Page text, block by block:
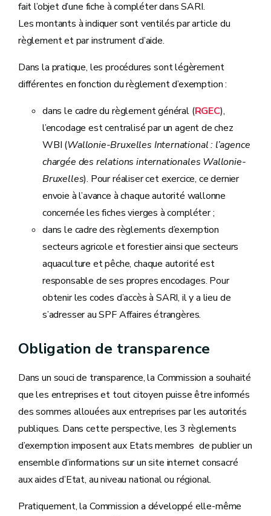
fait l’objet d’une fiche à compléter dans SARI.
Les montants à indiquer sont ventilés par article du
règlement et par instrument d’aide.
Dans la pratique, les procédures sont légèrement
différentes en fonction du règlement d’exemption :
dans le cadre du règlement général (RGEC),
l’encodage est centralisé par un agent de chez
WBI (Wallonie-Bruxelles International : l’agence
chargée des relations internationales Wallonie-
Bruxelles). Pour réaliser cet exercice, ce dernier
envoie à l’avance à chaque autorité wallonne
concernée les fiches vierges à compléter ;
dans le cadre des règlements d’exemption
secteurs agricole et forestier ainsi que secteurs
aquaculture et pêche, chaque autorité est
responsable de ses propres encodages. Pour
obtenir les codes d’accès à SARI, il y a lieu de
s’adresser au SPF Affaires étrangères.
Obligation de transparence
Dans un souci de transparence, la Commission a souhaité
que les entreprises et tout citoyen puisse être informés
des sommes allouées aux entreprises par les autorités
publiques. Dans cette perspective, les 3 règlements
d’exemption imposent aux Etats membres de publier un
ensemble d’informations sur un site internet consacré
aux aides d’Etat, au niveau national ou régional.
Pratiquement, la Commission a développé elle-même